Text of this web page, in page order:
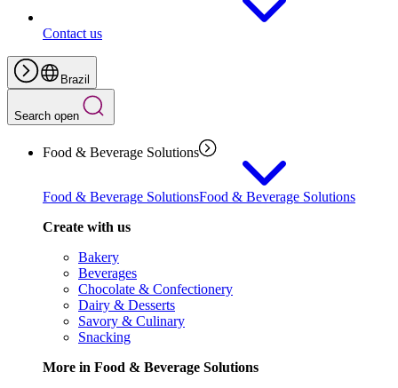
Contact us
Brazil
Search open
Food & Beverage Solutions
Food & Beverage SolutionsFood & Beverage Solutions
Create with us
Bakery
Beverages
Chocolate & Confectionery
Dairy & Desserts
Savory & Culinary
Snacking
More in Food & Beverage Solutions